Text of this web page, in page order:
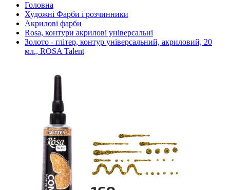
Головна
Художні Фарби і розчинники
Акрилові фарби
Rosa, контури акрилові універсальні
Золото - глітер, контур універсальний, акриловий, 20
мл., ROSA Talent